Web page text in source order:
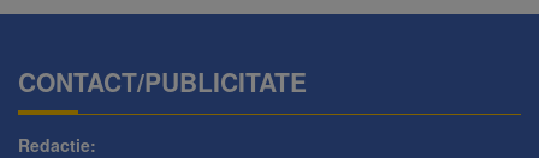
CONTACT/PUBLICITATE
Redactie: